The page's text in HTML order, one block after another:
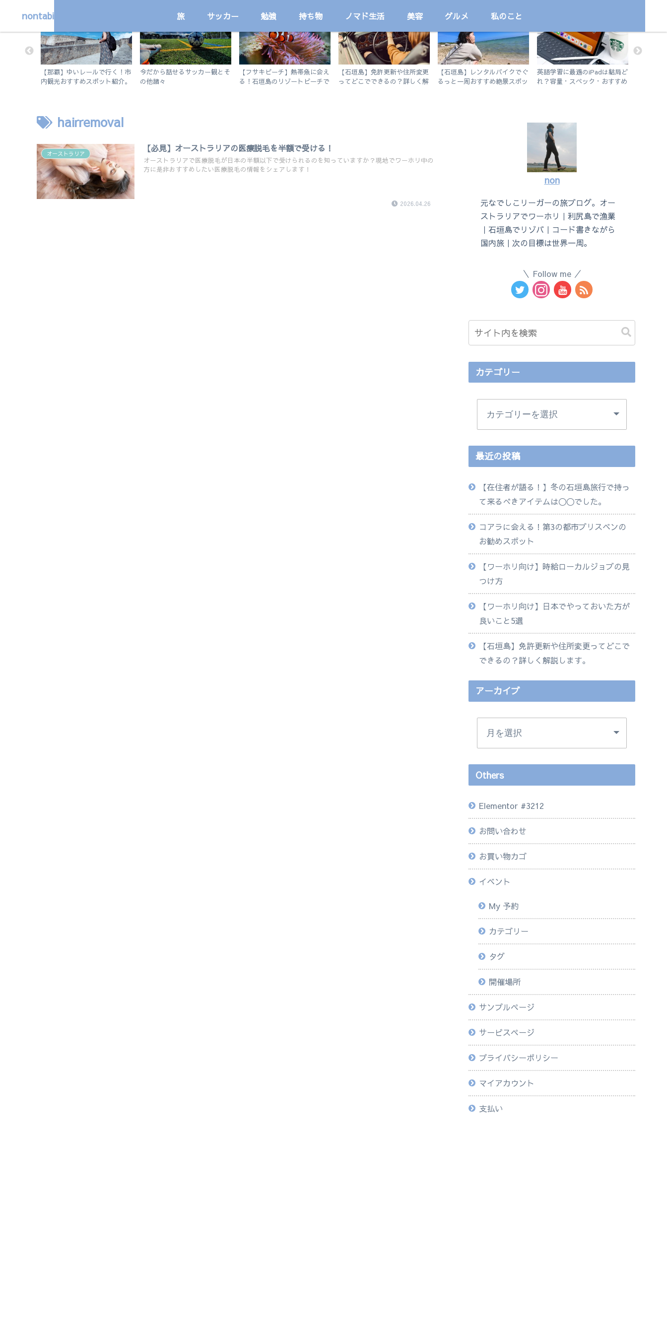
nontabi 旅 サッカー 勉強 持ち物 ノマド生活 美容 グルメ 私のこと
国内
【那覇】ゆいレールで行く！市
内観光おすすめスポット紹介。
今だから話せるサッカー観とそ
の他諸々
【フサキビーチ】熱帯魚に会え
る！石垣島のリゾートビーチで
国内
【石垣島】免許更新や住所変更
ってどこでできるの？詳しく解
旅
【石垣島】レンタルバイクでぐ
るっと一周おすすめ絶景スポッ
英語学習に最適のiPadは結局ど
れ？容量・スペック・おすすめ
hairremoval
オーストラリア
【必見】オーストラリアの医療脱毛を半額で受ける！
オーストラリアで医療脱毛が日本の半額以下で受けられるのを知っていますか？現地でワーホリ中の
方に是非おすすめしたい医療脱毛の情報をシェアします！
2026.04.26
non
元なでしこリーガーの旅ブログ。オー
ストラリアでワーホリ｜利尻島で漁業
｜石垣島でリゾバ｜コード書きながら
国内旅｜次の目標は世界一周。
Follow me
カテゴリー
最近の投稿
【在住者が語る！】冬の石垣島旅行で持っ
て来るべきアイテムは◯◯でした。
コアラに会える！第3の都市ブリスベンの
お勧めスポット
【ワーホリ向け】時給ローカルジョブの見
つけ方
【ワーホリ向け】日本でやっておいた方が
良いこと5選
【石垣島】免許更新や住所変更ってどこで
できるの？詳しく解説します。
アーカイブ
Others
Elementor #3212
お問い合わせ
お買い物カゴ
イベント
My 予約
カテゴリー
タグ
開催場所
サンプルページ
サービスページ
プライバシーポリシー
マイアカウント
支払い